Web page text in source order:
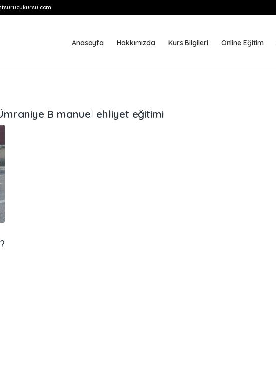
Anasayfa Hakkımızda Kurs Bilgileri Online Eğitim
B manuel ehliyet eğitimi